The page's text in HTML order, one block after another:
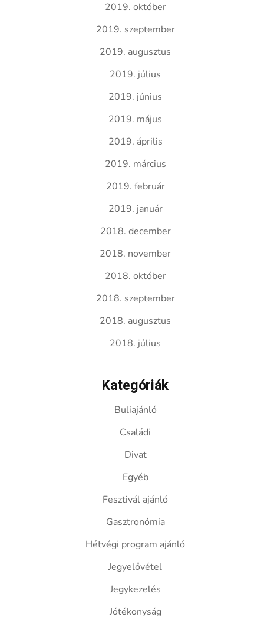
2019. október
2019. szeptember
2019. augusztus
2019. július
2019. június
2019. május
2019. április
2019. március
2019. február
2019. január
2018. december
2018. november
2018. október
2018. szeptember
2018. augusztus
2018. július
Kategóriák
Buliajánló
Családi
Divat
Egyéb
Fesztivál ajánló
Gasztronómia
Hétvégi program ajánló
Jegyelővétel
Jegykezelés
Jótékonyság